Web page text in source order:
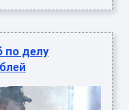
по делу